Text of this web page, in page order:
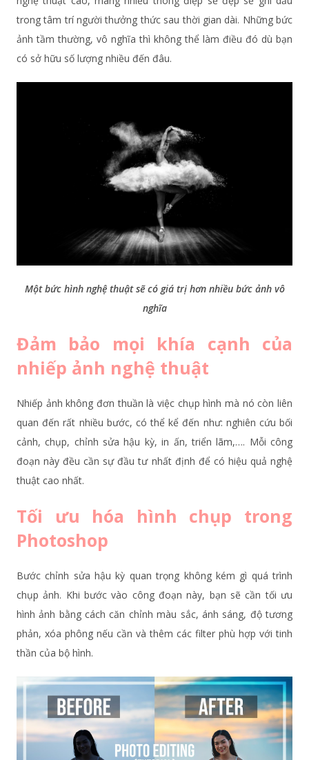
trong tâm trí người thưởng thức sau thời gian dài. Những bức
ảnh tầm thường, vô nghĩa thì không thể làm điều đó dù bạn
có sở hữu số lượng nhiều đến đâu.
Một bức hình nghệ thuật sẽ có giá trị hơn nhiều bức ảnh vô
nghĩa
Đảm bảo mọi khía cạnh của
nhiếp ảnh nghệ thuật
Nhiếp ảnh không đơn thuần là việc chụp hình mà nó còn liên
quan đến rất nhiều bước, có thể kể đến như: nghiên cứu bối
cảnh, chụp, chỉnh sửa hậu kỳ, in ấn, triển lãm,…. Mỗi công
đoạn này đều cần sự đầu tư nhất định để có hiệu quả nghệ
thuật cao nhất.
Tối ưu hóa hình chụp trong
Photoshop
Bước chỉnh sửa hậu kỳ quan trọng không kém gì quá trình
chụp ảnh. Khi bước vào công đoạn này, bạn sẽ cần tối ưu
hình ảnh bằng cách căn chỉnh màu sắc, ánh sáng, độ tương
phản, xóa phông nếu cần và thêm các filter phù hợp với tinh
thần của bộ hình.